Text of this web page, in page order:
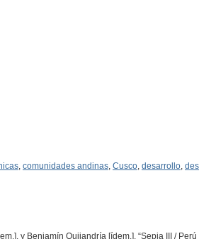
comunidades andinas Cusco desarrollo
y Benjamín Quijandría [ídem.], “Sepia III /